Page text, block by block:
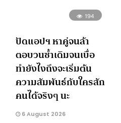
194
ปัดแอปฯ หาคู่จนล้า
ตอบวนซ้ำเดิมจนเบื่อ
ทำยังไงถึงจะเริ่มต้น
ความสัมพันธ์กับใครสัก
คนได้จริงๆ นะ
6 August 2026